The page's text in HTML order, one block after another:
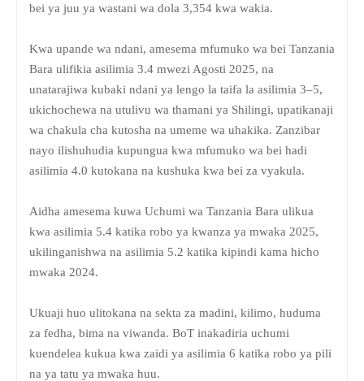
bei ya juu ya wastani wa dola 3,354 kwa wakia.
Kwa upande wa ndani, amesema mfumuko wa bei Tanzania
Bara ulifikia asilimia 3.4 mwezi Agosti 2025, na
unatarajiwa kubaki ndani ya lengo la taifa la asilimia 3–5,
ukichochewa na utulivu wa thamani ya Shilingi, upatikanaji
wa chakula cha kutosha na umeme wa uhakika. Zanzibar
nayo ilishuhudia kupungua kwa mfumuko wa bei hadi
asilimia 4.0 kutokana na kushuka kwa bei za vyakula.
Aidha amesema kuwa Uchumi wa Tanzania Bara ulikua
kwa asilimia 5.4 katika robo ya kwanza ya mwaka 2025,
ukilinganishwa na asilimia 5.2 katika kipindi kama hicho
mwaka 2024.
Ukuaji huo ulitokana na sekta za madini, kilimo, huduma
za fedha, bima na viwanda. BoT inakadiria uchumi
kuendelea kukua kwa zaidi ya asilimia 6 katika robo ya pili
na ya tatu ya mwaka huu.